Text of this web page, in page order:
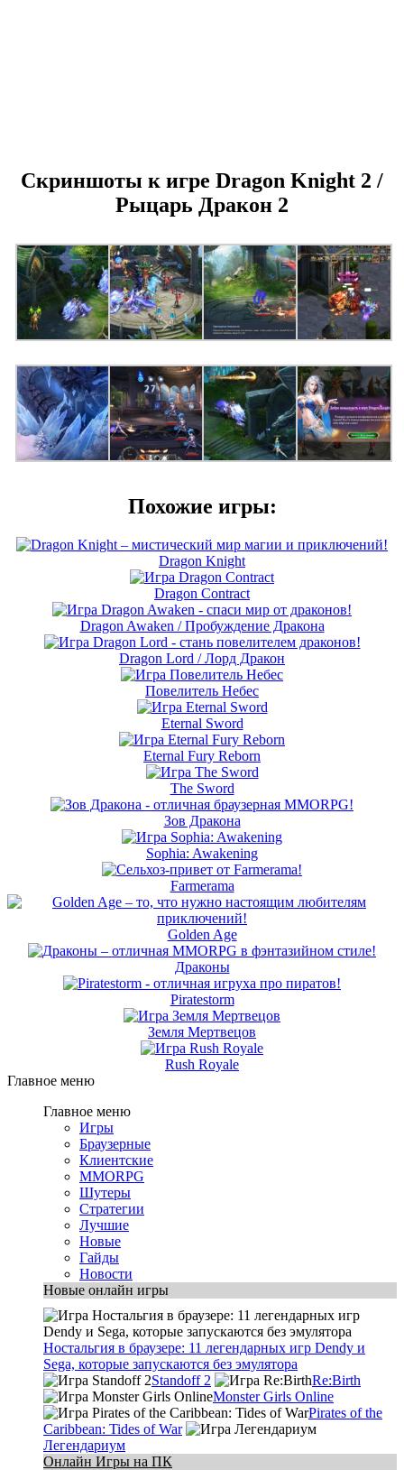
Скриншоты к игре Dragon Knight 2 /
Рыцарь Дракон 2
Похожие игры:
Dragon Knight
Dragon Contract
Dragon Awaken / Пробуждение Дракона
Dragon Lord / Лорд Дракон
Повелитель Небес
Eternal Sword
Eternal Fury Reborn
The Sword
Зов Дракона
Sophia: Awakening
Farmerama
Golden Age
Драконы
Piratestorm
Земля Мертвецов
Rush Royale
Главное меню
Главное меню
Игры
Браузерные
Клиентские
MMORPG
Шутеры
Стратегии
Лучшие
Новые
Гайды
Новости
Новые онлайн игры
Ностальгия в браузере: 11 легендарных игр Dendy и
Sega, которые запускаются без эмулятора
Standoff 2
Re:Birth
Monster Girls Online
Pirates of the
Caribbean: Tides of War
Легендариум
Онлайн Игры на ПК